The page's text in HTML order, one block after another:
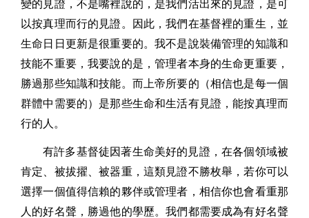
變的見證，不是嘴裡說的，是我們活出來的見證，是可
以按真理而行的見證。因此，我們在基督裡的重生，並
生命日日更新是很重要的。我不是說裝備管理的知識和
技能不重要，我要說的是，管理者本身的生命更重要，
勝過那些知識和技能。而上帝所要的（相信也是每一個
群體中需要的）是那些生命和生活有見證，能按真理而
行的人。
有許多基督徒因著生命美好的見證，在各個領域被
肯定、被拔擢、被器重，這類見證不勝枚舉，若你可以
選擇一個值得信賴的夥伴或管理者，相信你也會看重那
人的好名聲，勝過他的學歷。我們都需要成為有好名聲